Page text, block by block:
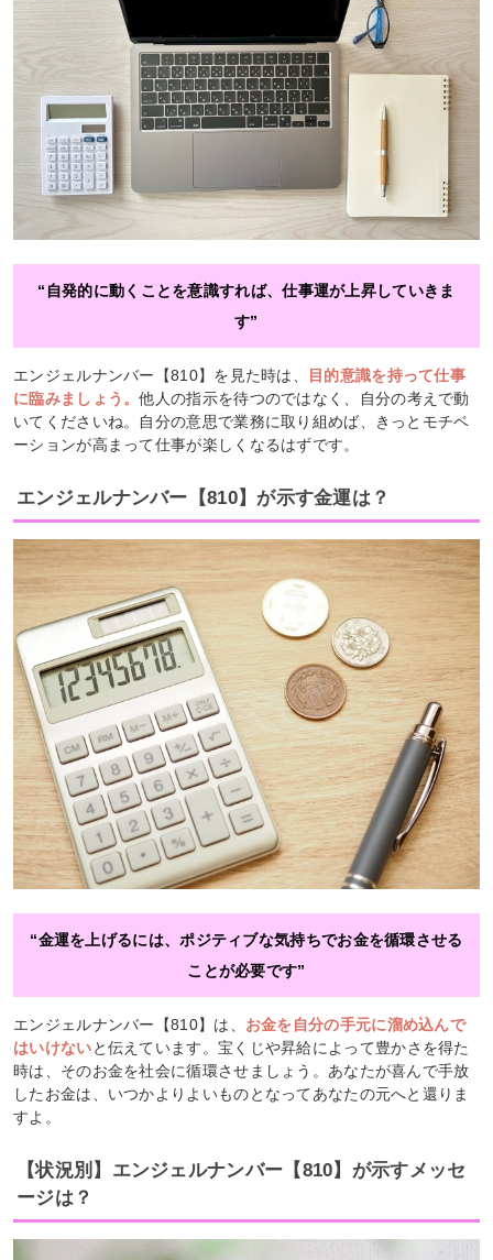
“自発的に動くことを意識すれば、仕事運が上昇していきま
す”
エンジェルナンバー【810】を見た時は、
目的意識を持って仕事
に臨みましょう。他人の指示を待つのではなく、自分の考えで動
いてくださいね。自分の意思で業務に取り組めば、きっとモチベ
ーションが高まって仕事が楽しくなるはずです。
エンジェルナンバー【810】が示す金運は？
“金運を上げるには、ポジティブな気持ちでお金を循環させる
ことが必要です”
エンジェルナンバー【810】は、 お金を自分の手元に溜め込んで
はいけないと伝えています。宝くじや昇給によって豊かさを得た
時は、そのお金を社会に循環させましょう。あなたが喜んで手放
したお金は、いつかよりよいものとなってあなたの元へと還りま
すよ。
【状況別】エンジェルナンバー【810】が示すメッセ
ージは？